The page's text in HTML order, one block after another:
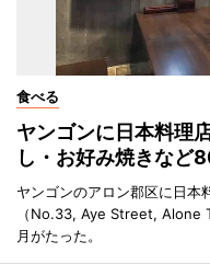
食べる
ヤンゴンに日本料理
し・お好み焼きなど
ヤンゴンのアロン郡区に日
（No.33, Aye Street, Alone
月がたった。